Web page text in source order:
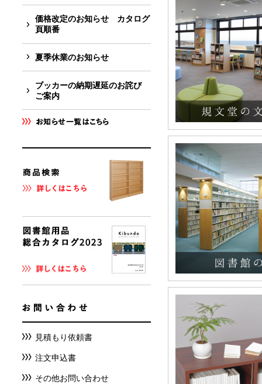
価格改定のお知らせ カタログ
頁順番
夏季休業のお知らせ
ブッカーの納期遅延のお詫び
ご案内
お知らせの一覧はこちら
見積もり依頼書
注文申込書
その他お問い合わせ